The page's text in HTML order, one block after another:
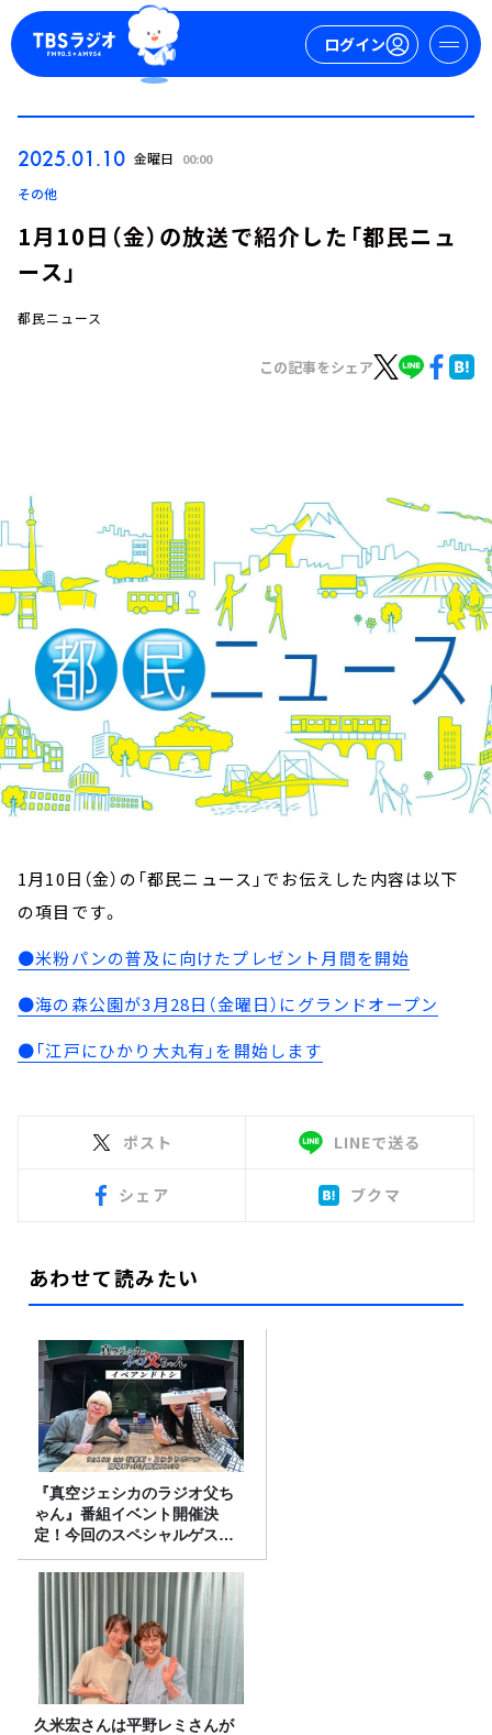
ログイン
イベント・グッズ
YouTube
会社情報
2025.01.10 金曜日 00:00
その他
1月10日（金）の放送で紹介した「都民ニュ
ース」
都民ニュース
この記事をシェア
1月10日（金）の「都民ニュース」でお伝えした内容は以下
の項目です。
●米粉パンの普及に向けたプレゼント月間を開始
●海の森公園が3月28日（金曜日）にグランドオープン
●「江戸にひかり大丸有」を開始します
ポスト LINEで送る
シェア ブクマ
あわせて読みたい
『真空ジェシカのラジオ父ち
ゃん』番組イベント開催決
定！今回のスペシャルゲスト
は、タカアンドトシ！
久米宏さんは平野レミさんが